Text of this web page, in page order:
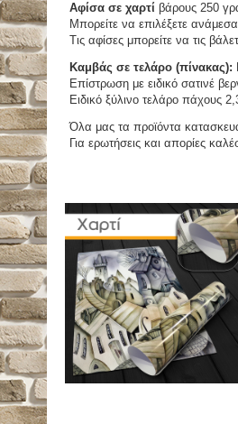
Αφίσα σε χαρτί βάρους 250
Μπορείτε να επιλέξετε
Τις αφίσες μπορείτε να τις
Καμβάς σε τελάρο (πίνακας):
Επίστρωση με ειδικό σατινέ
Ειδικό ξύλινο τελάρο πάχους
Όλα μας τα προϊόντα
Για ερωτήσεις και απορίες